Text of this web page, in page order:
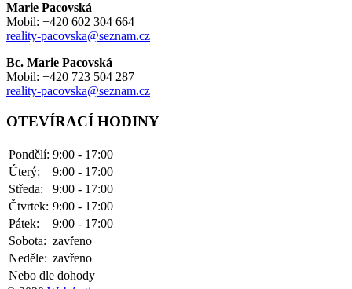
Marie Pacovská
Mobil: +420 602 304 664
reality-pacovska@seznam.cz
Bc. Marie Pacovská
Mobil: +420 723 504 287
reality-pacovska@seznam.cz
OTEVÍRACÍ HODINY
Pondělí: 9:00 - 17:00
Úterý:
9:00 - 17:00
Středa:
9:00 - 17:00
Čtvrtek: 9:00 - 17:00
Pátek:
9:00 - 17:00
Sobota: zavřeno
Neděle: zavřeno
Nebo dle dohody